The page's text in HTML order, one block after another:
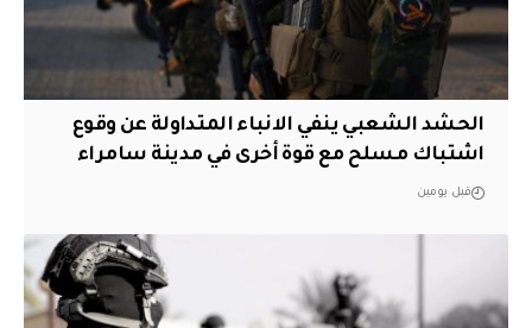
الحشد الشعبي ينفي الانباء المتداولة عن وقوع
اشتباك مسلح مع قوة أخرى في مدينة سامراء
قبل يومين